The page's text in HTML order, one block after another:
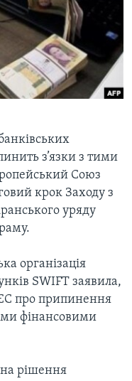
з’язки з тими
Союз
крок Заходу з
уряду
організація
SWIFT заявила,
про припинення
фінансовими
на рішення